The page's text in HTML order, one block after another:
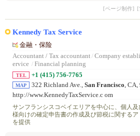
[ページ制作] [
Kennedy Tax Service
金融・保险
Accountant / Tax accountant / Company
ervice / Financial planning
TEL +1 (415) 756-7765
MAP 322 Richland Ave., San Francisco ,
http://www.KennedyTaxService.c om
サンフランシスコベイエリアを中心に、個人及
様向けの確定申告書の作成及び節税に関するア
を提供